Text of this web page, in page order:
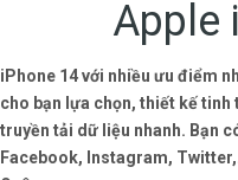
Apple
iPhone 14 với nhiều ưu điểm
cho bạn lựa chọn, thiết kế tinh
truyền tải dữ liệu nhanh. Bạn
Facebook, Instagram,